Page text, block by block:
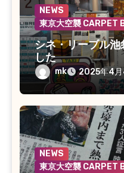
NEWS
東京大空襲 CARPET
シネ・リーブル池
した
mk 2025年4月
NEWS
東京大空襲 CARPET